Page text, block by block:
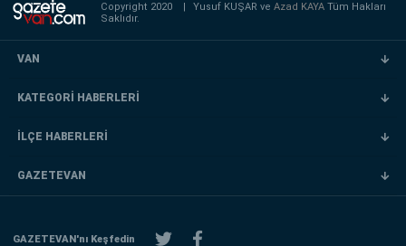
Copyright 2020 Yusuf KUŞAR veAzad KAYATüm Hakları
Saklıdır.
VAN
KATEGORİ HABERLERİ
İLÇE HABERLERİ
GAZETEVAN
GAZETEVAN'nı Keşfedin